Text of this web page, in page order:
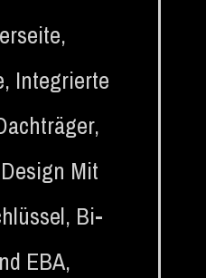
,
, Integrierte
,
Mit
, Bi-
EBA,